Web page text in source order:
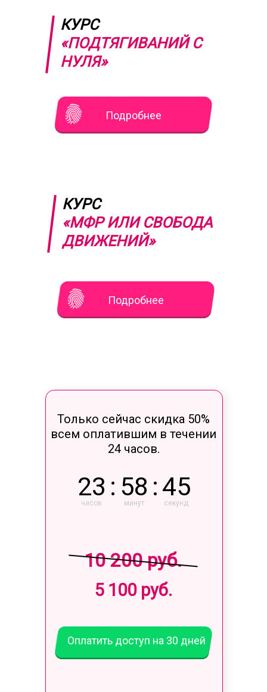
КУРС
«ПОДТЯГИВАНИЙ С
НУЛЯ»
Подробнее
КУРС
«МФР ИЛИ СВОБОДА
ДВИЖЕНИЙ»
Подробнее
Оплатить доступ на 30 дней
23
часов
: 58
минут
: 45
секунд
Только сейчас скидка 50%
всем оплатившим в течении
24 часов.
10 200 руб.
5 100 руб.